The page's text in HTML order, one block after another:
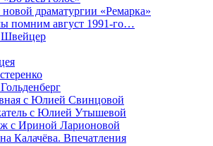
драматургии «Ремарка»
помним август 1991-го…
с Юлией Свинцовой
с Юлией Утышевой
с Ириной Ларионовой
Калачёва. Впечатления